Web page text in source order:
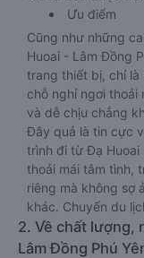
Ưu điểm
Cũng như những
Huoai - Lâm Đồng
trang thiết bị, chỉ
chỗ nghỉ ngơi thoải
và dễ chịu chẳng
Đây quả là tin cực
trình đi từ Đạ Huoai
thoải mái tâm tình,
riêng mà không sợ
khác. Chuyến du
2. Về chất lượng,
Lâm Đồng Phú